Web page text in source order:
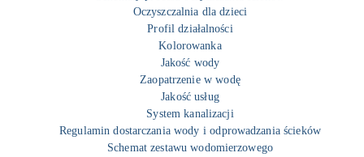
Oczyszczalnia dla dzieci
Profil działalności
Kolorowanka
Jakość wody
Zaopatrzenie w wodę
Jakość usług
System kanalizacji
Regulamin dostarczania wody i odprowadzania ścieków
Schemat zestawu wodomierzowego